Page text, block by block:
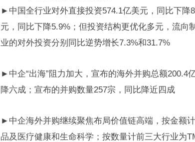
►中国全行业对外直接投资574.1亿美元，同比下降
元，同比下降5.9%；但投资结构更优化多元，流向
业的对外投资分别同比逆势增长7.3%和31.7%
►中企“出海”阻力加大，宣布的海外并购总额200.4
降六成；宣布的并购数量257宗，同比降近四成
►中企海外并购继续聚焦布局价值链高端，按金额
品及医疗健康和生命科学；按数量计前三大行业为